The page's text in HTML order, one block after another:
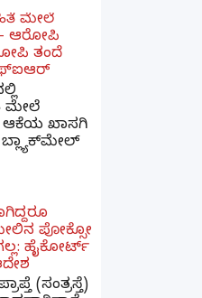
ಮೇಲೆ
- ಆರೋಪಿ
ತಂದೆ
ಮೇಲೆ
ಆಕೆಯ ಖಾಸಗಿ
ಪೋಕ್ಸೋ
ಹೈಕೋರ್ಟ್
(ಸಂತ್ರಸ್ತೆ)